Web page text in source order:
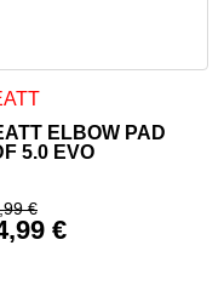
79,99 €
auf. Die
ELBOW PAD
5.0 EVO
€
€
Produkt weist